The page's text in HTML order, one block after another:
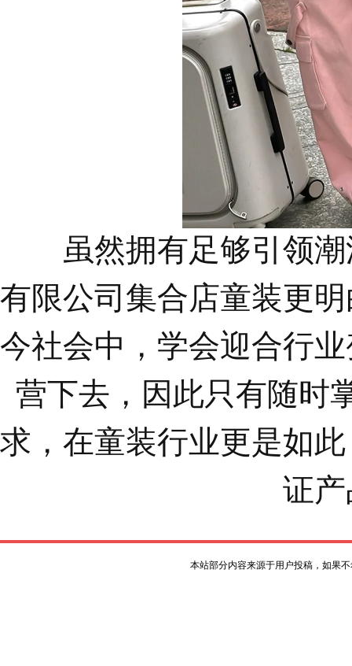
虽然拥有足够引领潮
有限公司集合店童装更
今社会中，学会迎合行
营下去，因此只有随时
求，在童装行业更是如
证
本站部分内容来源于用户投稿，如果